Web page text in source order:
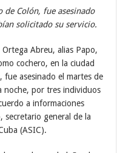
de Colón, fue asesinado
solicitado su servicio.
Abreu, alias Papo,
cochero, en la ciudad
fue asesinado el martes de
noche, por tres individuos
a informaciones
secretario general de la
(ASIC).